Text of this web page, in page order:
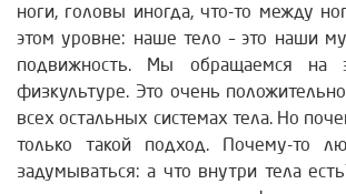
ноги, головы иногда, что-то между
этом уровне: наше тело – это наши
подвижность. Мы обращаемся на
физкультуре. Это очень
всех остальных системах тела. Но
только такой подход. Почему-то
задумываться: а что внутри тела